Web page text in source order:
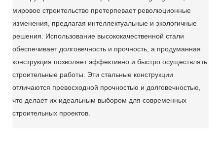
мировое строительство претерпевает революционные
изменения, предлагая интеллектуальные и экологичные
решения. Использование высококачественной стали
обеспечивает долговечность и прочность, а продуманная
конструкция позволяет эффективно и быстро осуществлять
строительные работы. Эти стальные конструкции
отличаются превосходной прочностью и долговечностью,
что делает их идеальным выбором для современных
строительных проектов.